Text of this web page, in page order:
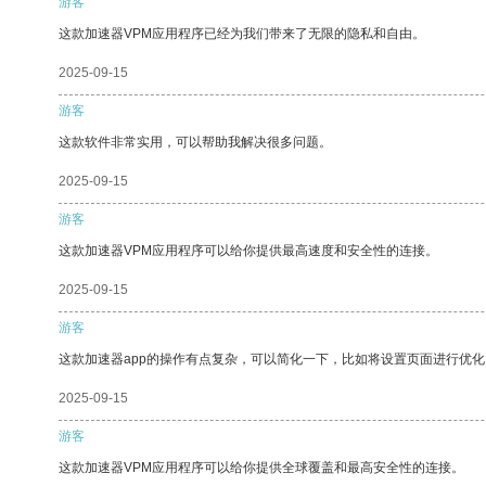
这款加速器VPM应用程序已经为我们带来了无限的隐私和自由。
2025-09-15
游客
这款软件非常实用，可以帮助我解决很多问题。
2025-09-15
游客
这款加速器VPM应用程序可以给你提供最高速度和安全性的连接。
2025-09-15
游客
这款加速器app的操作有点复杂，可以简化一下，比如将设置页面进行优
2025-09-15
游客
这款加速器VPM应用程序可以给你提供全球覆盖和最高安全性的连接。